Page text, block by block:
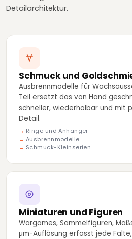
Detailarchitektur.
Schmuck und
Ausbrennmodelle für
Teil ersetzt das von Hand
schneller, wiederholbar und mit
Detail.
Ringe und Anhänger
Ausbrennmodelle
Schmuck-Kleinserien
Miniaturen und Figuren
Wargames, Sammelfiguren,
µm-Auflösung erfasst jede